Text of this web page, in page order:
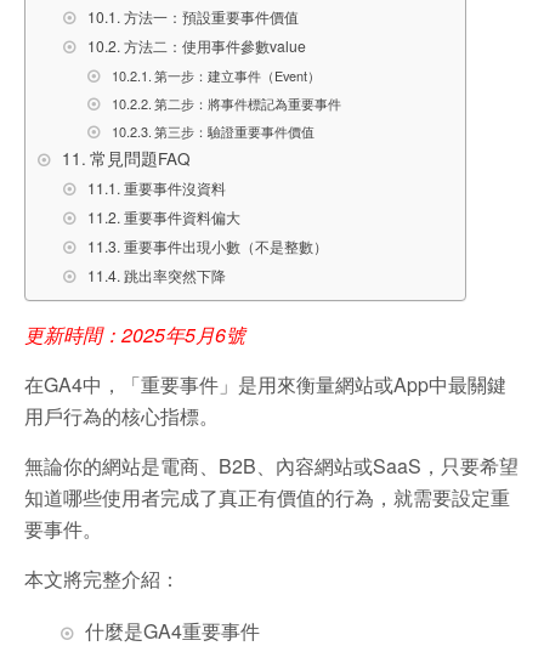
方法一：預設重要事件價值
方法二：使用事件參數value
第一步：建立事件（Event）
第二步：將事件標記為重要事件
第三步：驗證重要事件價值
常見問題FAQ
重要事件沒資料
重要事件資料偏大
重要事件出現小數（不是整數）
跳出率突然下降
更新時間：2025年5月6號
在GA4中，「重要事件」是用來衡量網站或App中最關鍵
用戶行為的核心指標。
無論你的網站是電商、B2B、內容網站或SaaS，只要希望
知道哪些使用者完成了真正有價值的行為，就需要設定重
要事件。
本文將完整介紹：
什麼是GA4重要事件